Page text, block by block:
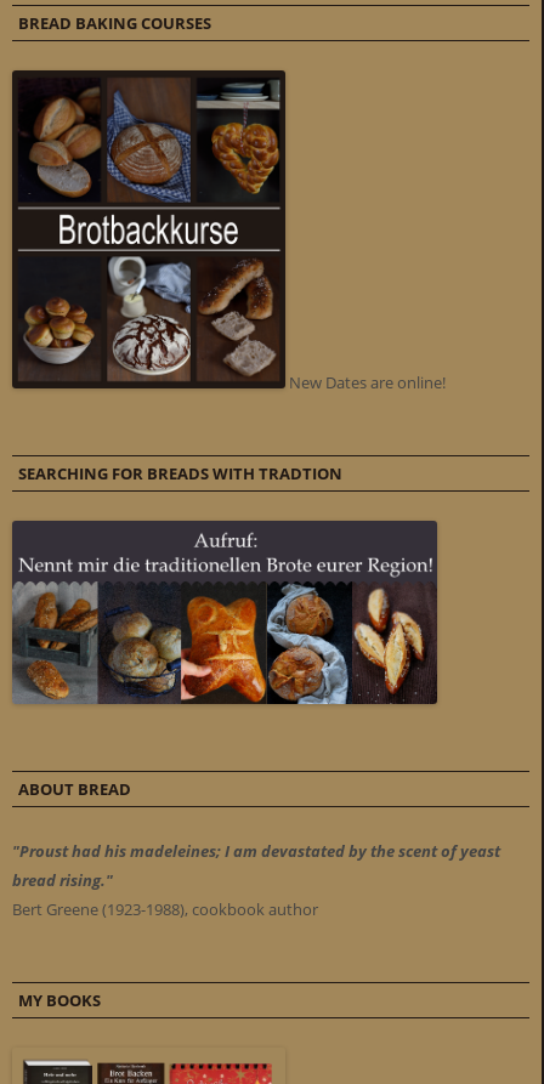
BREAD BAKING COURSES
New Dates are online!
SEARCHING FOR BREADS WITH TRADTION
ABOUT BREAD
"Proust had his madeleines; I am devastated by the scent of yeast
bread rising."
Bert Greene (1923-1988), cookbook author
MY BOOKS